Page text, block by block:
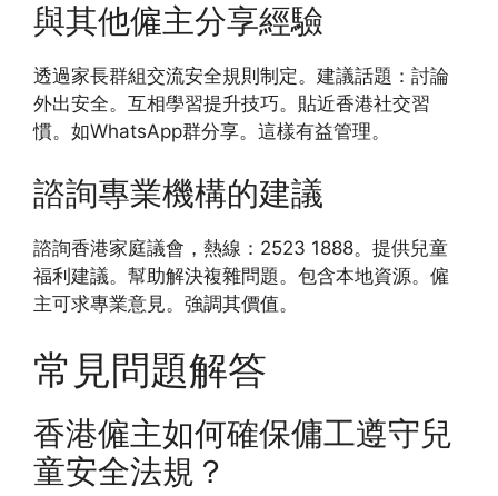
與其他僱主分享經驗
透過家長群組交流安全規則制定。建議話題：討論
外出安全。互相學習提升技巧。貼近香港社交習
慣。如WhatsApp群分享。這樣有益管理。
諮詢專業機構的建議
諮詢香港家庭議會，熱線：2523 1888。提供兒童
福利建議。幫助解決複雜問題。包含本地資源。僱
主可求專業意見。強調其價值。
常見問題解答
香港僱主如何確保傭工遵守兒
童安全法規？